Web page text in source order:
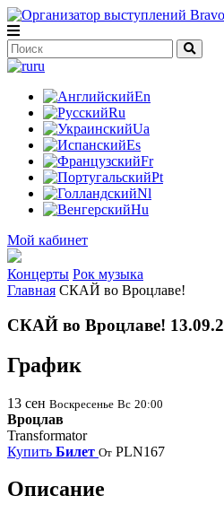
ru
En
Ru
Ua
Es
Fr
Pt
Nl
Hu
Мой кабинет
Концерты Рок музыка
Главная СКАЙ во Вроцлаве!
СКАЙ во Вроцлаве!
График
13 сен Воскресенье Вс 20:00
Вроцлав
Transformator
Купить Билет От PLN167
Описание